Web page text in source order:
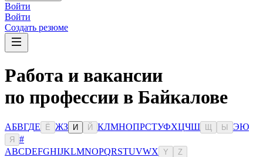
Войти
Войти
Создать резюме
Работа и вакансии
по профессии в Байкалове
АБВГДЕ Ё ЖЗ И Й КЛМНОПРСТУФХЦЧШ Ы ЭЮ
Я
#
ABCDEFGHIJKLMNOPQRSTUVWX Y Z